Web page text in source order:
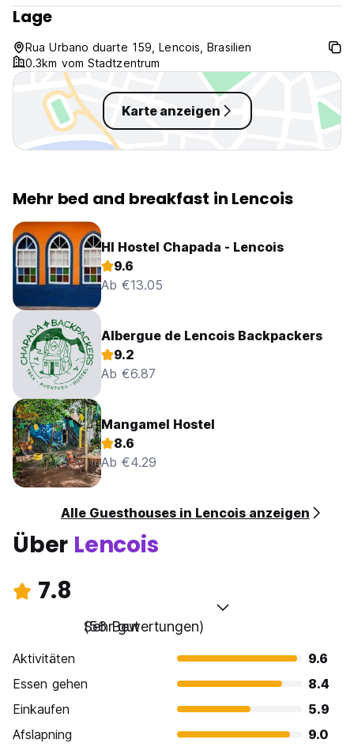
(Auto-translated from original language)
Lage
Rua Urbano duarte 159, Lencois, Brasilien
0.3km vom Stadtzentrum
Karte anzeigen
Mehr bed and breakfast in Lencois
HI Hostel Chapada - Lencois
9.6
Ab €13.05
Albergue de Lencois Backpackers
9.2
Ab €6.87
Mangamel Hostel
8.6
Ab €4.29
Alle Guesthouses in Lencois anzeigen
Über Lencois
7.8
Sehr gut
(56 Bewertungen)
Aktivitäten
9.6
Essen gehen
8.4
Einkaufen
5.9
Afslapning
9.0